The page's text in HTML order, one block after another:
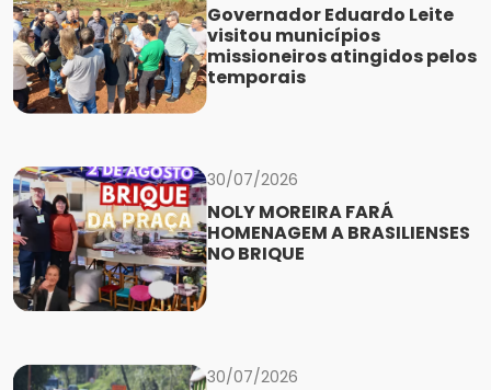
Governador Eduardo Leite
visitou municípios
missioneiros atingidos pelos
temporais
30/07/2026
NOLY MOREIRA FARÁ
HOMENAGEM A BRASILIENSES
NO BRIQUE
30/07/2026